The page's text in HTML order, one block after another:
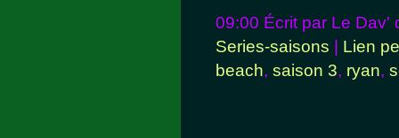
09:00 Écrit par Le Dav'
Series-saisons
Lien
beach, saison 3, ryan,